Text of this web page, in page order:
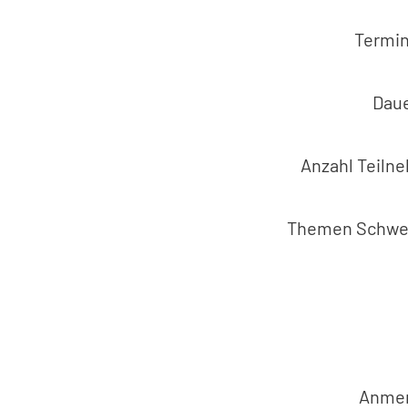
Anzahl
Themen